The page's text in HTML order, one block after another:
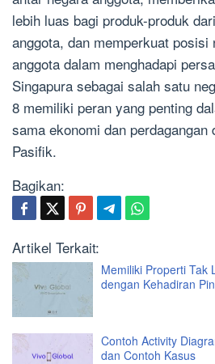
lebih luas bagi produk-produk
anggota, dan memperkuat posisi
anggota dalam menghadapi
Singapura sebagai salah satu
8 memiliki peran yang penting
sama ekonomi dan perdagangan
Pasifik.
Bagikan:
Artikel Terkait:
Memiliki Properti Tak
dengan Kehadiran
Contoh Activity
dan Contoh Kasus